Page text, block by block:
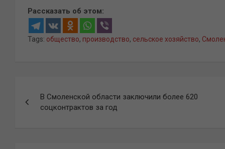
Рассказать об этом:
Tags: общество, производство, сельское хозяйство,
по
В Смоленской области заключили более 620
соцконтрактов за год